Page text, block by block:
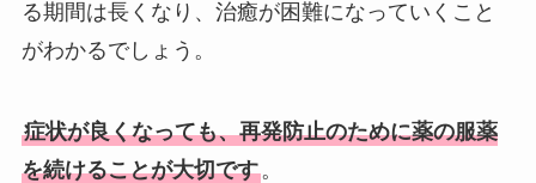
る期間は長くなり、治癒が困難になっていくこと
がわかるでしょう。
症状が良くなっても、再発防止のために薬の服薬
を続けることが大切です。